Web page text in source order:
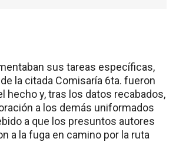
sus tareas específicas,
la citada Comisaría 6ta. fueron
hecho y, tras los datos recabados,
a los demás uniformados
a que los presuntos autores
a la fuga en camino por la ruta